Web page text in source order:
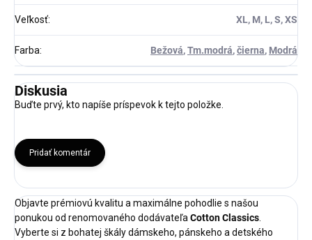
Veľkosť: XL, M, L, S, XS
Farba: Bežová,Tm.modrá,čierna, Modrá
Diskusia
Buďte prvý, kto napíše príspevok k tejto položke.
Pridať komentár
Objavte prémiovú kvalitu a maximálne pohodlie s našou
ponukou od renomovaného dodávateľaCotton Classics.
Vyberte si z bohatej škály dámskeho, pánskeho a detského